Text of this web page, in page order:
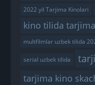
2022 yil Tarjima Kinolari
kino tilida tarjima
multfilmlar uzbek tilida
serial uzbek tilida
tarjima kino